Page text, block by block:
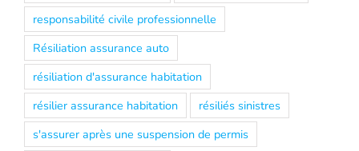
responsabilité civile professionnelle
Résiliation assurance auto
résiliation d'assurance habitation
résilier assurance habitation
résiliés sinistres
s'assurer après une suspension de permis